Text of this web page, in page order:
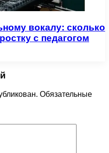
вокалу: сколько
с педагогом
Обязательные